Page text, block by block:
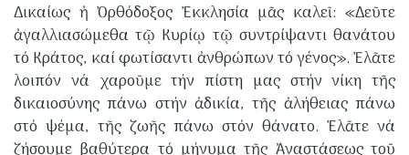
​Δικαίως ἡ Ὀρθόδοξος Ἐκκλησία μᾶς καλεῖ: «Δεῦτε
ἀγαλλιασώμεθα τῷ Κυρίῳ τῷ συντρίψαντι θανάτου
τό Κράτος, καί φωτίσαντι ἀνθρώπων τό γένος». Ἐλᾶτε
λοιπόν νά χαροῦμε τήν πίστη μας στήν νίκη τῆς
δικαιοσύνης πάνω στήν ἀδικία, τῆς ἀλήθειας πάνω
στό ψέμα, τῆς ζωῆς πάνω στόν θάνατο. Ἐλᾶτε νά